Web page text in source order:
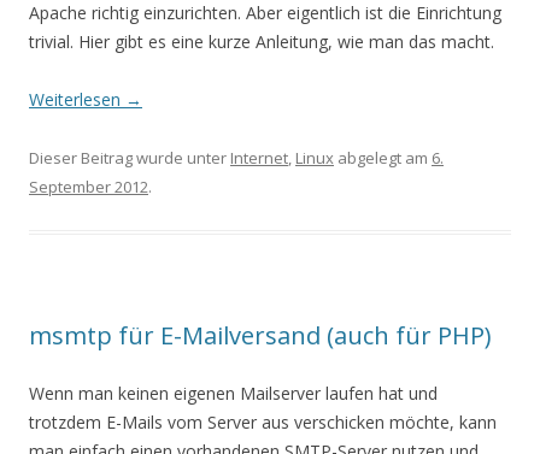
Apache richtig einzurichten. Aber eigentlich ist die Einrichtung
trivial. Hier gibt es eine kurze Anleitung, wie man das macht.
Weiterlesen →
Dieser Beitrag wurde unter Internet, Linux abgelegt am 6.
September 2012.
msmtp für E-Mailversand (auch für PHP)
Wenn man keinen eigenen Mailserver laufen hat und
trotzdem E-Mails vom Server aus verschicken möchte, kann